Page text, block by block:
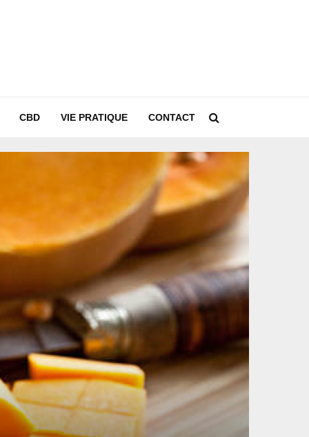
CBD VIE PRATIQUE CONTACT